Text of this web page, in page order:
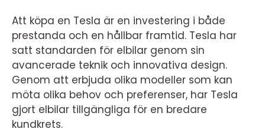
Att köpa en Tesla är en investering i både
prestanda och en hållbar framtid. Tesla har
satt standarden för elbilar genom sin
avancerade teknik och innovativa design.
Genom att erbjuda olika modeller som kan
möta olika behov och preferenser, har Tesla
gjort elbilar tillgängliga för en bredare
kundkrets.